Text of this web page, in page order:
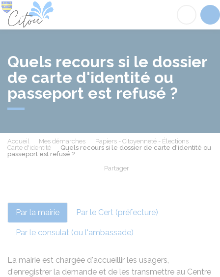
Quels recours si le dossier
de carte d'identité ou
passeport est refusé ?
Accueil Mes démarches
Papiers - Citoyenneté - Élections
Carte d'identité
Quels recours si le dossier de carte d'identité ou
passeport est refusé ?
Partager
Par la mairie Par le Cert (préfecture)
Par le consulat (ou l'ambassade)
La mairie est chargée d'accueillir les usagers,
d'enregistrer la demande et de les transmettre au Centre